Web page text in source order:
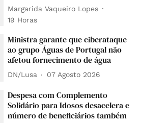
Margarida Vaqueiro Lopes
19 Horas
Ministra garante que ciberataque
ao grupo Águas de Portugal não
afetou fornecimento de água
DN/Lusa 07 Agosto 2026
Despesa com Complemento
Solidário para Idosos desacelera e
número de beneficiários também